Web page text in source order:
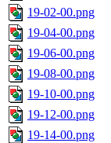
19-02-00.png
19-04-00.png
19-06-00.png
19-08-00.png
19-10-00.png
19-12-00.png
19-14-00.png